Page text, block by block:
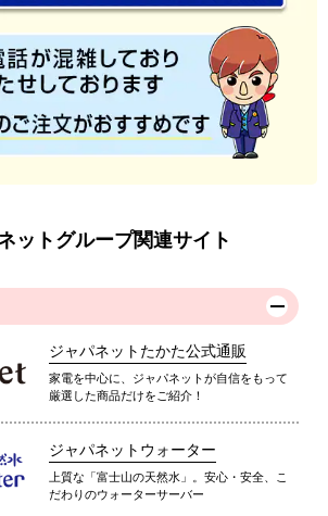
ットグループ関連サイト
ジャパネットたかた公式通販
家電を中心に、ジャパネットが自信をもって
厳選した商品だけをご紹介！
ジャパネットウォーター
上質な「富士山の天然水」。安心・安全、こ
だわりのウォーターサーバー